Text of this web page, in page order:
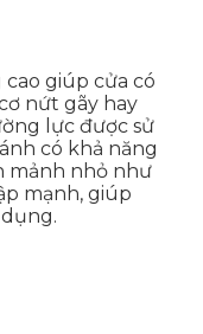
giúp cửa có
nứt gãy hay
lực được sử
có khả năng
mảnh nhỏ như
mạnh, giúp